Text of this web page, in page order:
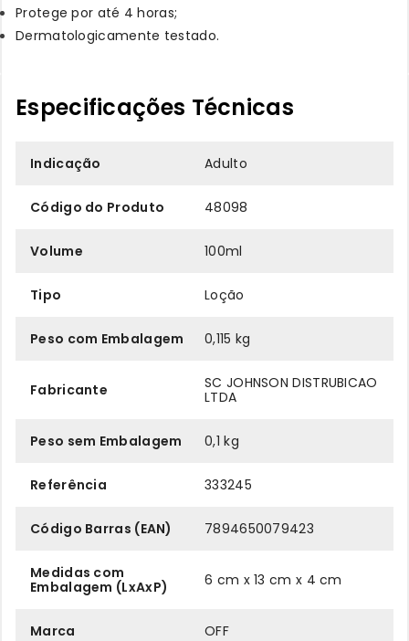
Protege por até 4 horas;
Dermatologicamente testado.
Especificações Técnicas
Indicação Adulto
Código do Produto 48098
Volume 100ml
Tipo Loção
Peso com Embalagem 0,115 kg
Fabricante
SC JOHNSON DISTRUBICAO
LTDA
Peso sem Embalagem 0,1 kg
Referência 333245
Código Barras (EAN) 7894650079423
Medidas com
Embalagem (LxAxP)
6 cm x 13 cm x 4 cm
Marca OFF